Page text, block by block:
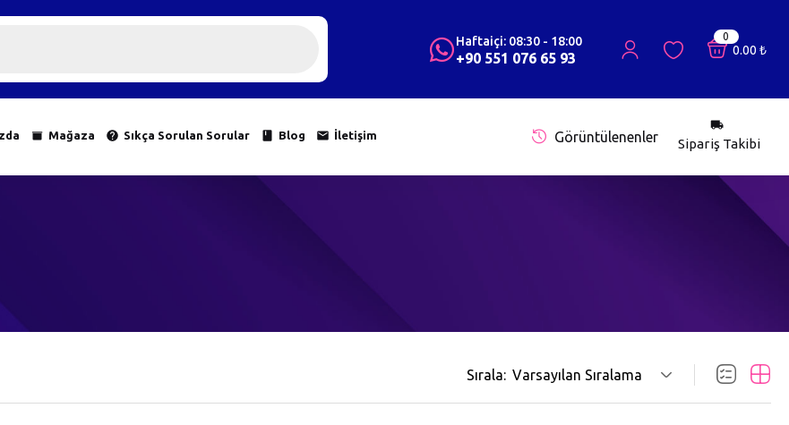
Haftaiçi: 08:30 - 18:00
+90 551 076 65 93
0
0.00₺
Mağaza Sıkça Sorulan Sorular Blog İletişim Görüntülenenler Sipariş Takibi
Sırala: Varsayılan Sıralama